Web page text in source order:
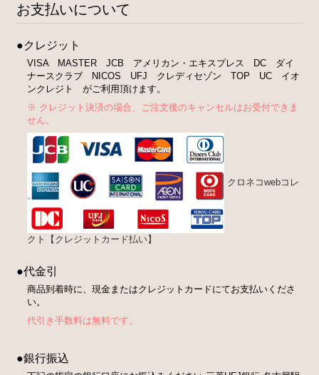
お支払いについて
●クレジット
VISA MASTER JCB アメリカン・エキスプレス DC ダイ
ナースクラブ NICOS UFJ クレディセゾン TOP UC イオ
ンクレジト がご利用頂けます。
※ クレジット決済の場合、ご注文後のキャンセルはお受付できま
せん。
クロネコwebコレ
クト【クレジットカード払い】
●代金引
商品到着時に、現金またはクレジットカードにてお支払いくださ
い。
代引き手数料は無料です。
●銀行振込